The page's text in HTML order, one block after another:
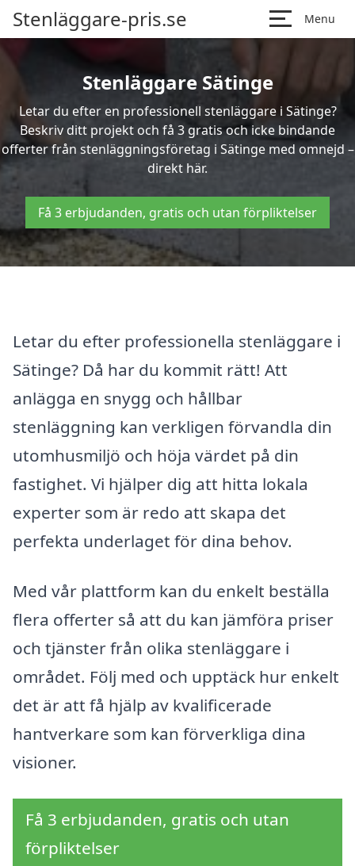
Stenläggare-pris.se Menu
Stenläggare Sätinge
Letar du efter en professionell stenläggare i Sätinge?
Beskriv ditt projekt och få 3 gratis och icke bindande
offerter från stenläggningsföretag i Sätinge med omnejd –
direkt här.
Få 3 erbjudanden, gratis och utan förpliktelser
Letar du efter professionella stenläggare i
Sätinge? Då har du kommit rätt! Att
anlägga en snygg och hållbar
stenläggning kan verkligen förvandla din
utomhusmiljö och höja värdet på din
fastighet. Vi hjälper dig att hitta lokala
experter som är redo att skapa det
perfekta underlaget för dina behov.
Med vår plattform kan du enkelt beställa
flera offerter så att du kan jämföra priser
och tjänster från olika stenläggare i
området. Följ med och upptäck hur enkelt
det är att få hjälp av kvalificerade
hantverkare som kan förverkliga dina
visioner.
Få 3 erbjudanden, gratis och utan
förpliktelser